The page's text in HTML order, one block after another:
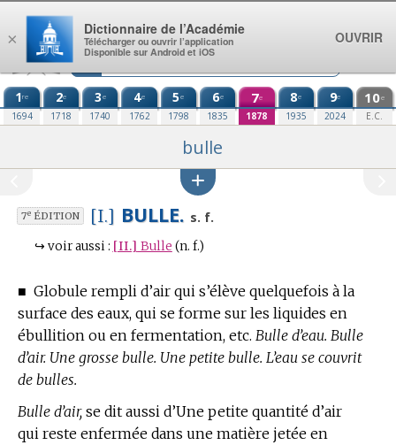
Aller au contenu
1re
1694
2e
1718
3e
1740
4e
1762
5e
1798
6e
1835
7e
1878
8e
1935
9e
2024
10e
E.C.
bulle
7eÉDITION [I.] BULLE. s. f.
↪ voir aussi : [II.] Bulle (n. f.)
■ Globule rempli d’air qui s’élève quelquefois à la
surface des eaux, qui se forme sur les liquides en
ébullition ou en fermentation, etc. Bulle d’eau. Bulle
d’air. Une grosse bulle. Une petite bulle. L’eau se couvrit
de bulles.
Bulle d’air, se dit aussi d’Une petite quantité d’air
qui reste enfermée dans une matière jetée en
×
Dictionnaire de l’Académie
Télécharger ou ouvrir l’application
Disponible sur Android et iOS
OUVRIR